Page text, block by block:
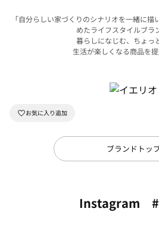
「自分らしい家づくりのシナリオを一緒に
めたライフスタイルブラ
暮らしになじむ、ちょっ
生活が楽しくなる商品を提
ブランドトッ
Instagram